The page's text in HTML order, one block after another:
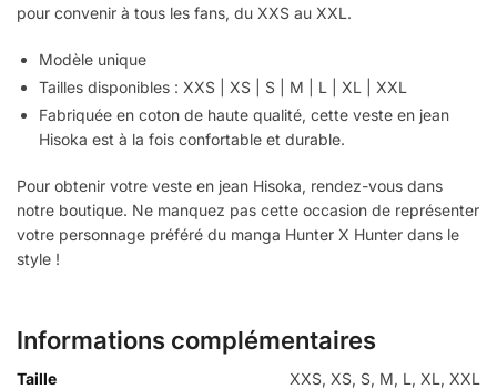
pour convenir à tous les fans, du XXS au XXL.
Modèle unique
Tailles disponibles : XXS | XS | S | M | L | XL | XXL
Fabriquée en coton de haute qualité, cette veste en jean
Hisoka est à la fois confortable et durable.
Pour obtenir votre veste en jean Hisoka, rendez-vous dans
notre boutique. Ne manquez pas cette occasion de représenter
votre personnage préféré du manga Hunter X Hunter dans le
style !
Informations complémentaires
Taille XXS, XS, S, M, L, XL, XXL